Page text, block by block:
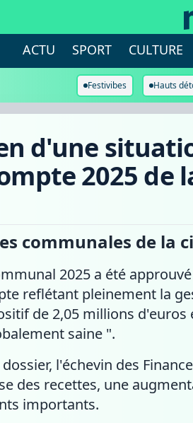
ACTU SPORT CULTURE
Festivibes Hauts
d'une
2025 de
communales de la
2025 a été
reflétant pleinement la
de 2,05 millions
saine ".
l'échevin des
des recettes, une
importants.